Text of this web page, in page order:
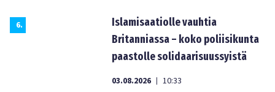
6.
Islamisaatiolle vauhtia
Britanniassa – koko poliisikunta
paastolle solidaarisuussyistä
03.08.2026 | 10:33